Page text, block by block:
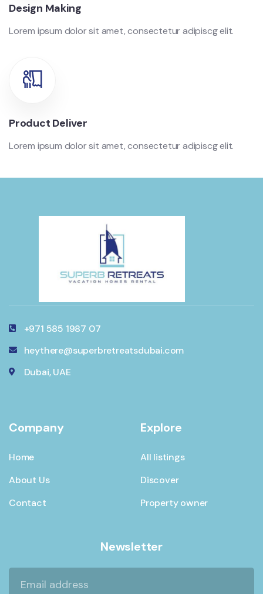
Design Making
Lorem ipsum dolor sit amet, consectetur adipiscg elit.
Product Deliver
Lorem ipsum dolor sit amet, consectetur adipiscg elit.
+971 585 1987 07
heythere@superbretreatsdubai.com
Dubai, UAE
Company
Home
About Us
Contact
Explore
All listings
Discover
Property owner
Newsletter